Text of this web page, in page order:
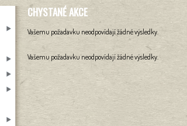
CHYSTANÉ AKCE
Vašemu požadavku neodpovídají žádné výsledky.
Vašemu požadavku neodpovídají žádné výsledky.